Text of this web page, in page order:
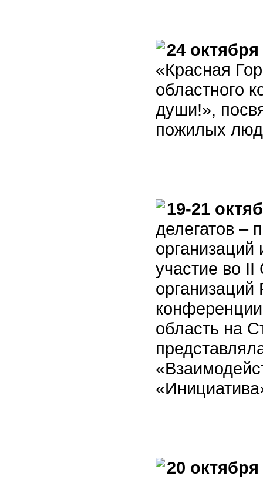
24 октября
«Красная
областного
души!»,
пожилых
19-21
делегатов –
участие во II
организаций
область на
20 октября